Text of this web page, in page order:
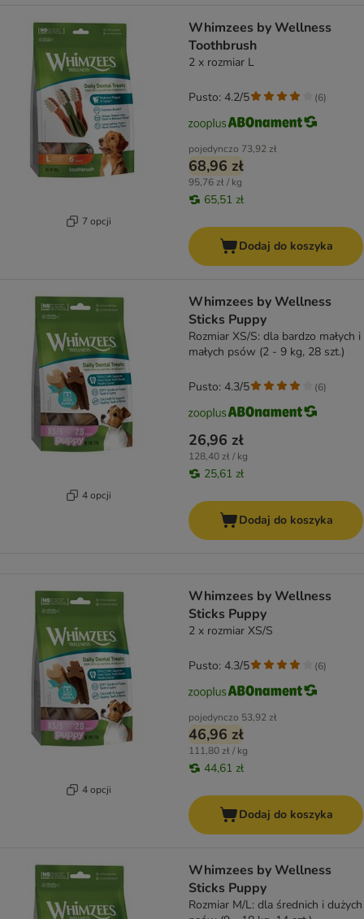
7 opcji
Whimzees by Wellness
Toothbrush
2 x rozmiar L
pojedynczo 73,92 zł
68,96 zł
95,76 zł / kg
65,51 zł
Pusto: 4.2/5 (6)
Dodaj do koszyka
4 opcji
Whimzees by Wellness
Sticks Puppy
Rozmiar XS/S: dla bardzo małych i
małych psów (2 - 9 kg, 28 szt.)
26,96 zł
128,40 zł / kg
25,61 zł
Pusto: 4.3/5 (6)
Dodaj do koszyka
4 opcji
Whimzees by Wellness
Sticks Puppy
2 x rozmiar XS/S
pojedynczo 53,92 zł
46,96 zł
111,80 zł / kg
44,61 zł
Pusto: 4.3/5 (6)
Dodaj do koszyka
Whimzees by Wellness
Sticks Puppy
Rozmiar M/L: dla średnich i dużych